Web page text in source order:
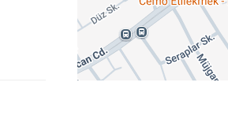
Bozkır
Çeltik
Cihanbeyli